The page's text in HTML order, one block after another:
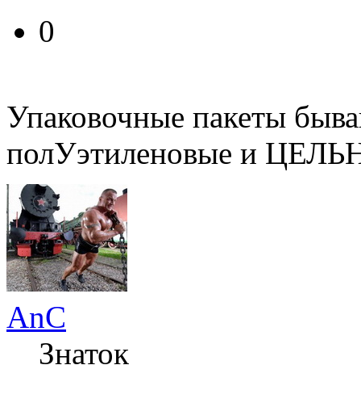
0
Упаковочные пакеты
полУэтиленовые и
AnC
Знаток